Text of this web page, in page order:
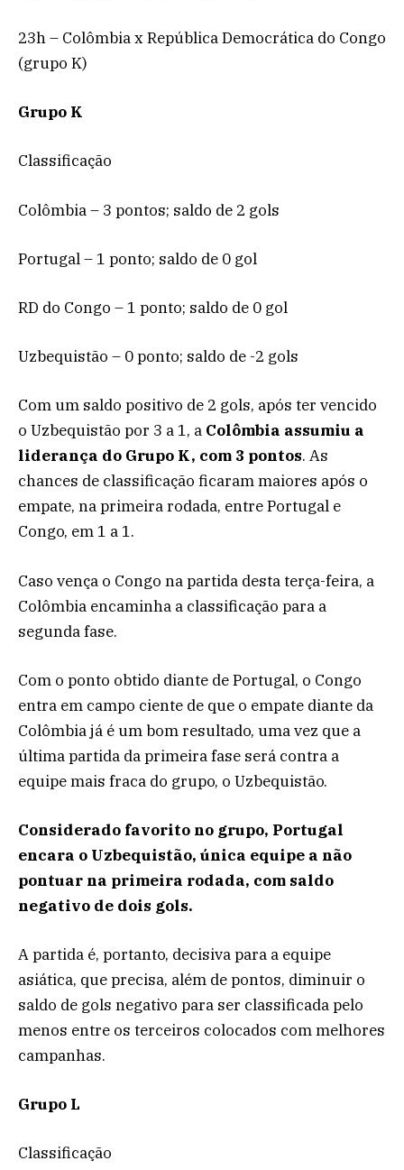
23h – Colômbia x República Democrática do Congo
(grupo K)
Grupo K
Classificação
Colômbia – 3 pontos; saldo de 2 gols
Portugal – 1 ponto; saldo de 0 gol
RD do Congo – 1 ponto; saldo de 0 gol
Uzbequistão – 0 ponto; saldo de -2 gols
Com um saldo positivo de 2 gols, após ter vencido
o Uzbequistão por 3 a 1, a Colômbia assumiu a
liderança do Grupo K, com 3 pontos. As
chances de classificação ficaram maiores após o
empate, na primeira rodada, entre Portugal e
Congo, em 1 a 1.
Caso vença o Congo na partida desta terça-feira, a
Colômbia encaminha a classificação para a
segunda fase.
Com o ponto obtido diante de Portugal, o Congo
entra em campo ciente de que o empate diante da
Colômbia já é um bom resultado, uma vez que a
última partida da primeira fase será contra a
equipe mais fraca do grupo, o Uzbequistão.
Considerado favorito no grupo, Portugal
encara o Uzbequistão, única equipe a não
pontuar na primeira rodada, com saldo
negativo de dois gols.
A partida é, portanto, decisiva para a equipe
asiática, que precisa, além de pontos, diminuir o
saldo de gols negativo para ser classificada pelo
menos entre os terceiros colocados com melhores
campanhas.
Grupo L
Classificação